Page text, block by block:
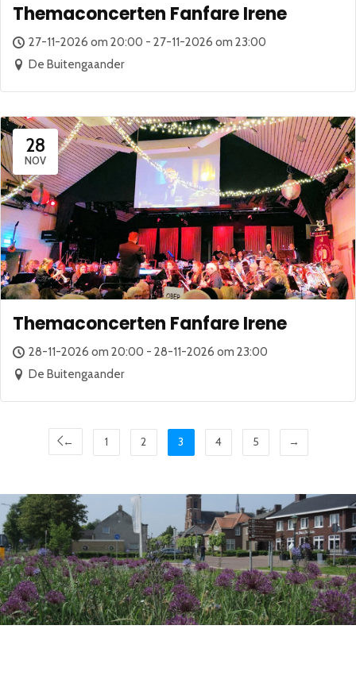
Themaconcerten Fanfare Irene
27-11-2026 om 20:00 - 27-11-2026 om 23:00
De Buitengaander
28
NOV
Themaconcerten Fanfare Irene
28-11-2026 om 20:00 - 28-11-2026 om 23:00
De Buitengaander
← 1 2 3 4 5 →